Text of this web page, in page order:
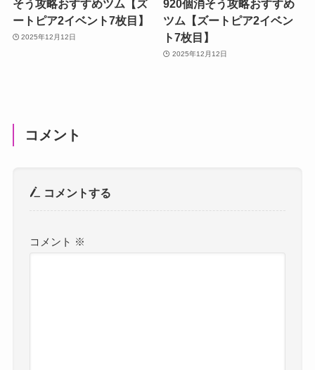
そう攻略おすすめツム【ズ
ートピア2イベント7枚目】
2025年12月12日
920個消そう攻略おすすめ
ツム【ズートピア2イベン
ト7枚目】
2025年12月12日
コメント
コメントする
コメント ※